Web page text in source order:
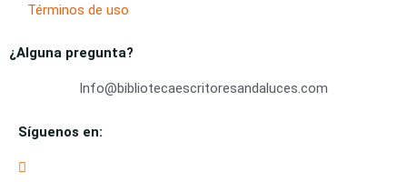
Términos de uso
¿Alguna pregunta?
Info@bibliotecaescritoresandaluces.com
Síguenos en: